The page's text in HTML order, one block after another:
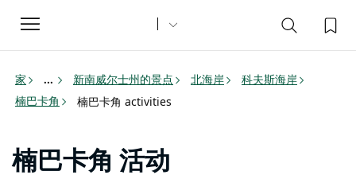
Toggle
navigation
家 ... 新南威尔士州的景点 北海岸
科夫斯海岸
楠巴卡角
楠巴卡角 activities
楠巴卡角 活动